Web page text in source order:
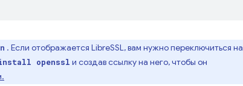
. Если отображается LibreSSL, вам нужно переключиться на
openssl и создав ссылку на него, чтобы он